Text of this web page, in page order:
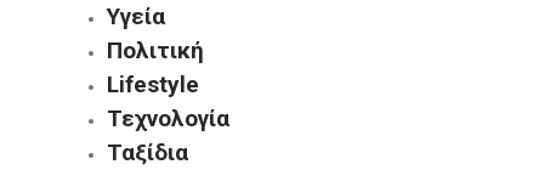
Υγεία
Πολιτική
Lifestyle
Τεχνολογία
Ταξίδια